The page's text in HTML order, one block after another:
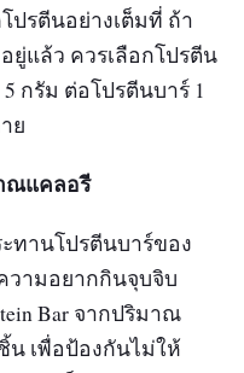
ปรตีนอย่างเต็มที่ ถ้า
แล้ว ควรเลือกโปรตีน
กรัม ต่อโปรตีนบาร์ 1
ย
ณแคลอรี
ทานโปรตีนบาร์ของ
ามอยากกินจุบจิบ
Bar จากปริมาณ
น เพื่อป้องกันไม่ให้